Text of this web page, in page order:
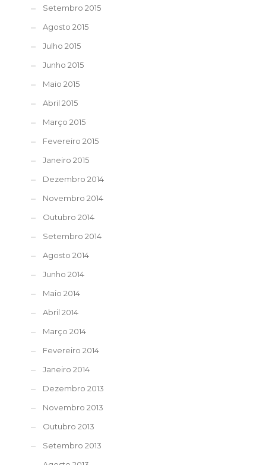
Setembro 2015
Agosto 2015
Julho 2015
Junho 2015
Maio 2015
Abril 2015
Março 2015
Fevereiro 2015
Janeiro 2015
Dezembro 2014
Novembro 2014
Outubro 2014
Setembro 2014
Agosto 2014
Junho 2014
Maio 2014
Abril 2014
Março 2014
Fevereiro 2014
Janeiro 2014
Dezembro 2013
Novembro 2013
Outubro 2013
Setembro 2013